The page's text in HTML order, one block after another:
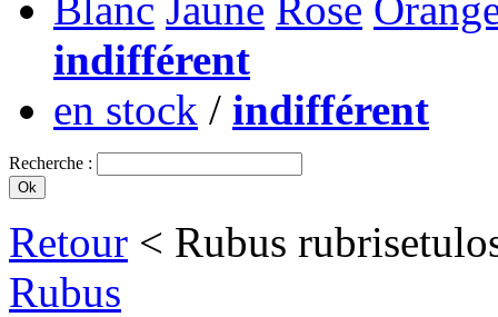
indifférent
en stock / indifférent
Recherche :
Retour < Rubus
Rubus